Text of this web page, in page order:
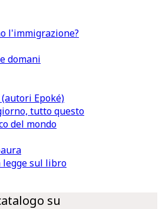
l'immigrazione?
domani
Epoké)
tutto questo
del mondo
legge sul libro
su